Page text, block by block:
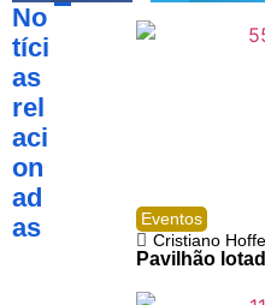
No
tíci
as
rel
aci
on
ad
as
Eventos
Cristiano
Pavilhão